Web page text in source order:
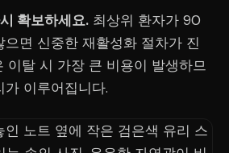
확보하세요. 최상위 환자가 90
면 신중한 재활성화 절차가 진
이탈 시 가장 큰 비용이 발생하므
이루어집니다.